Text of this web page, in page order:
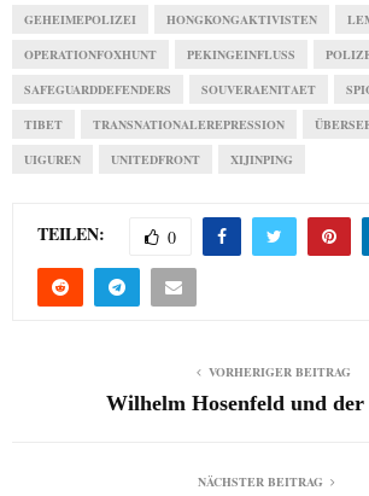
GEHEIMEPOLIZEI HONGKONGAKTIVISTEN
OPERATIONFOXHUNT PEKINGEINFLUSS
SAFEGUARDDEFENDERS SOUVERAENITAET
TIBET TRANSNATIONALEREPRESSION
UIGUREN UNITEDFRONT XIJINPING
TEILEN: 0
VORHERIGER BEITRAG
Wilhelm Hosenfeld und
NÄCHSTER BEITRAG